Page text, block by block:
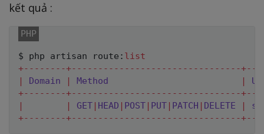
kết quả :
$ php artisan route : list
+-- -- -- --+-- -- -- -- -- -- -- -- -- -- -- -- -- -- -- --+--
|
Domain | Method |
+-- -- -- --+-- -- -- -- -- -- -- -- -- -- -- -- -- -- -- --+--
|
| GET | HEAD | POST | PUT | PATCH | DELETE |
+-- -- -- --+-- -- -- -- -- -- -- -- -- -- -- -- -- -- -- --+--